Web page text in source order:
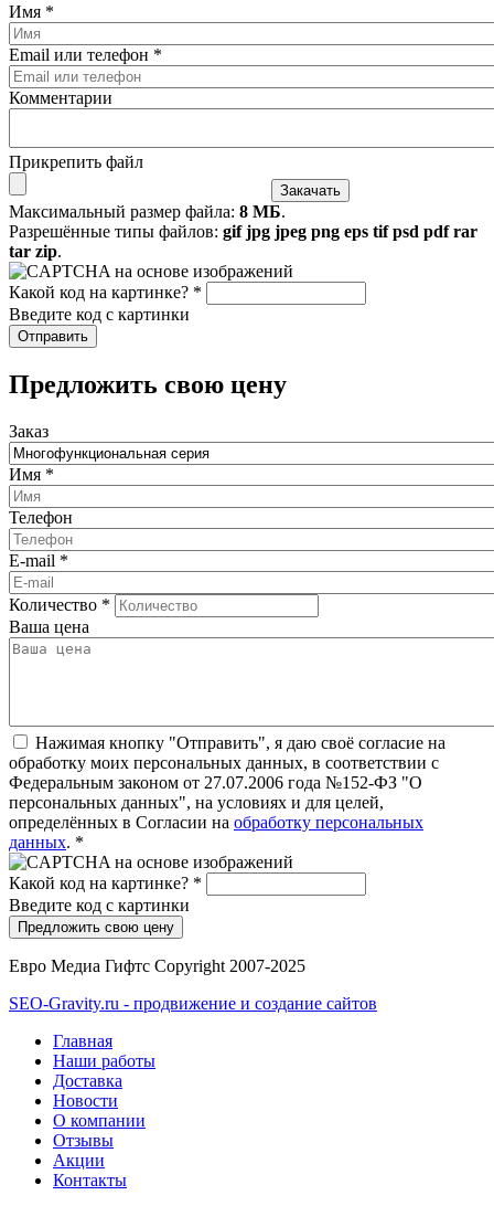
Имя *
Email или телефон *
Комментарии
Прикрепить файл
Максимальный размер файла: 8 МБ.
Разрешённые типы файлов: gif jpg jpeg png eps tif psd pdf rar
tar zip.
Какой код на картинке? *
Введите код с картинки
​Предложить свою цену
Заказ
Имя *
Телефон
E-mail *
Количество *
Ваша цена
Нажимая кнопку "Отправить", я даю своё согласие на
обработку моих персональных данных, в соответствии с
Федеральным законом от 27.07.2006 года №152-ФЗ "О
персональных данных", на условиях и для целей,
определённых в Согласии на обработку персональных
данных. *
Какой код на картинке? *
Введите код с картинки
Евро Медиа Гифтс Copyright 2007-2025
SEO-Gravity.ru - продвижение и создание сайтов
Главная
Наши работы
Доставка
Новости
О компании
Отзывы
Акции
Контакты